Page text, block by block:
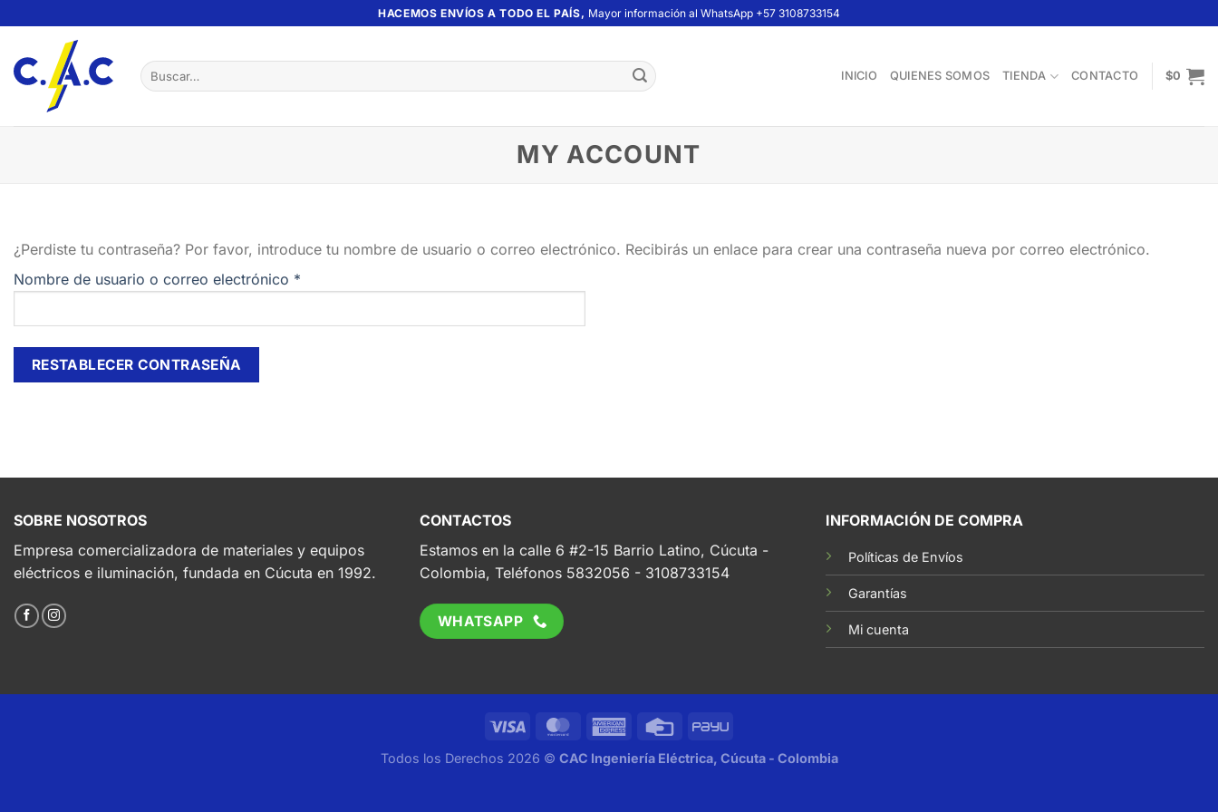
contenido
HACEMOS ENVÍOS A TODO EL PAÍS, Mayor información al WhatsApp +57 3108733154
Buscar
por:
INICIO QUIENES SOMOS TIENDA CONTACTO $0
MY ACCOUNT
¿Perdiste tu contraseña? Por favor, introduce tu nombre de usuario o correo electrónico. Recibirás un enlace para crear una contraseña nueva por correo electrónico.
Nombre de usuario o correo electrónico *
RESTABLECER CONTRASEÑA
SOBRE NOSOTROS
Empresa comercializadora de materiales y equipos
eléctricos e iluminación, fundada en Cúcuta en 1992.
CONTACTOS
Estamos en la calle 6 #2-15 Barrio Latino, Cúcuta -
Colombia, Teléfonos 5832056 - 3108733154
WHATSAPP
INFORMACIÓN DE COMPRA
Políticas de Envíos
Garantías
Mi cuenta
Todos los Derechos 2026 © CAC Ingeniería Eléctrica, Cúcuta - Colombia